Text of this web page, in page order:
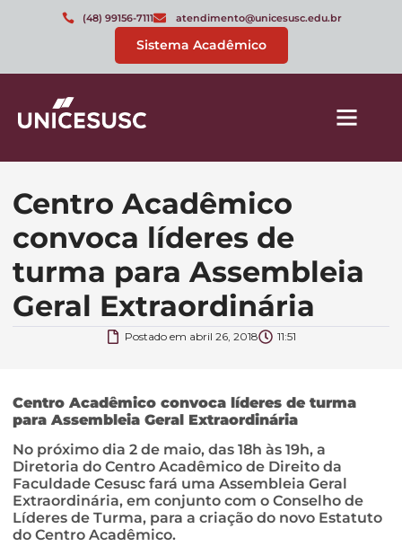
(48) 99156-7111 atendimento@unicesusc.edu.br
Sistema Acadêmico
Centro Acadêmico
convoca líderes de
turma para Assembleia
Geral Extraordinária
Postado em abril 26, 2018 11:51
Centro Acadêmico convoca líderes de turma
para Assembleia Geral Extraordinária
No próximo dia 2 de maio, das 18h às 19h, a
Diretoria do Centro Acadêmico de Direito da
Faculdade Cesusc fará uma Assembleia Geral
Extraordinária, em conjunto com o Conselho de
Líderes de Turma, para a criação do novo Estatuto
do Centro Acadêmico.